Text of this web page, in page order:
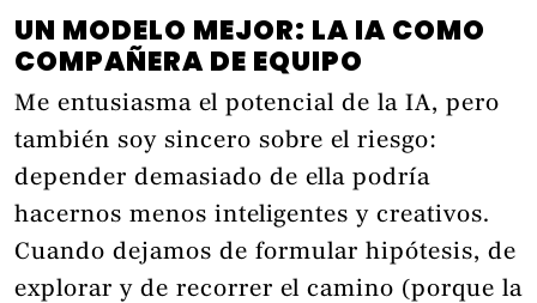
UN MODELO MEJOR: LA IA COMO
COMPAÑERA DE EQUIPO
Me entusiasma el potencial de la IA, pero
también soy sincero sobre el riesgo:
depender demasiado de ella podría
hacernos menos inteligentes y creativos.
Cuando dejamos de formular hipótesis, de
explorar y de recorrer el camino (porque la